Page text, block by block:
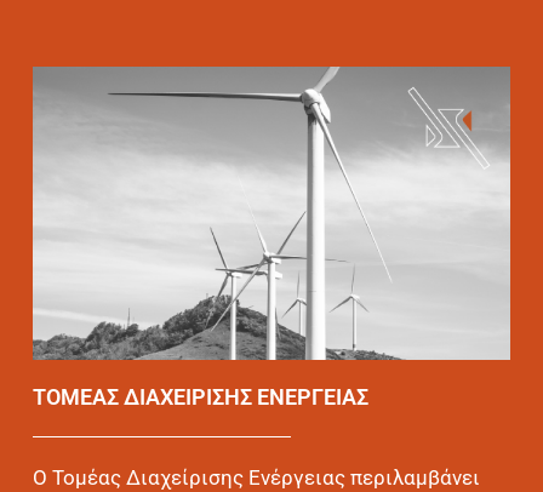
ΤΟΜΕΑΣ ΔΙΑΧΕΙΡΙΣΗΣ ΕΝΕΡΓΕΙΑΣ
O Τομέας Διαχείρισης Ενέργειας περιλαμβάνει